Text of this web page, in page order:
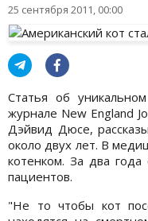
25 сентября 2011, 00:00
Статья об
журнале New England
Дэйвид Дюсе,
около двух лет. В
котенком. За два
пациентов.
"Не то чтобы кот